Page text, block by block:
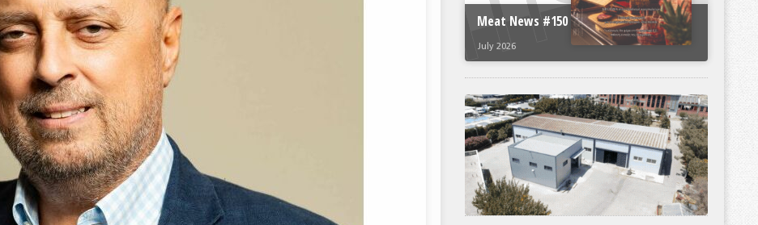
Meat News #150
July 2026